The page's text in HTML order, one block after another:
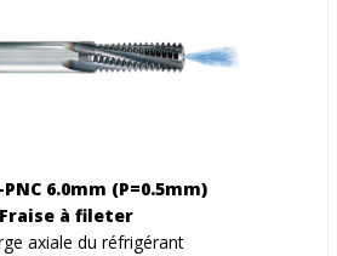
6.0mm (P=0.5mm)
Fraise à fileter
axiale du réfrigérant